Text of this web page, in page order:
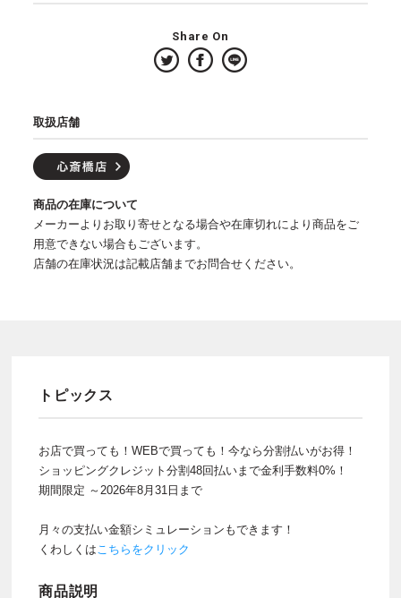
Share On
取扱店舗
商品の在庫について
メーカーよりお取り寄せとなる場合や在庫切れにより商品をご
用意できない場合もございます。
店舗の在庫状況は記載店舗までお問合せください。
トピックス
お店で買っても！WEBで買っても！今なら分割払いがお得！
ショッピングクレジット分割48回払いまで金利手数料0%！
期間限定 ～2026年8月31日まで
月々の支払い金額シミュレーションもできます！
くわしくは こちらをクリック
商品説明